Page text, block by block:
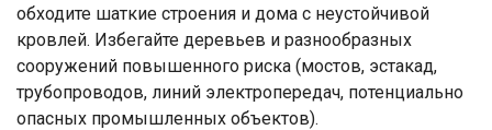
обходите шаткие строения и дома с неустойчивой
кровлей. Избегайте деревьев и разнообразных
сооружений повышенного риска (мостов, эстакад,
трубопроводов, линий электропередач, потенциально
опасных промышленных объектов).